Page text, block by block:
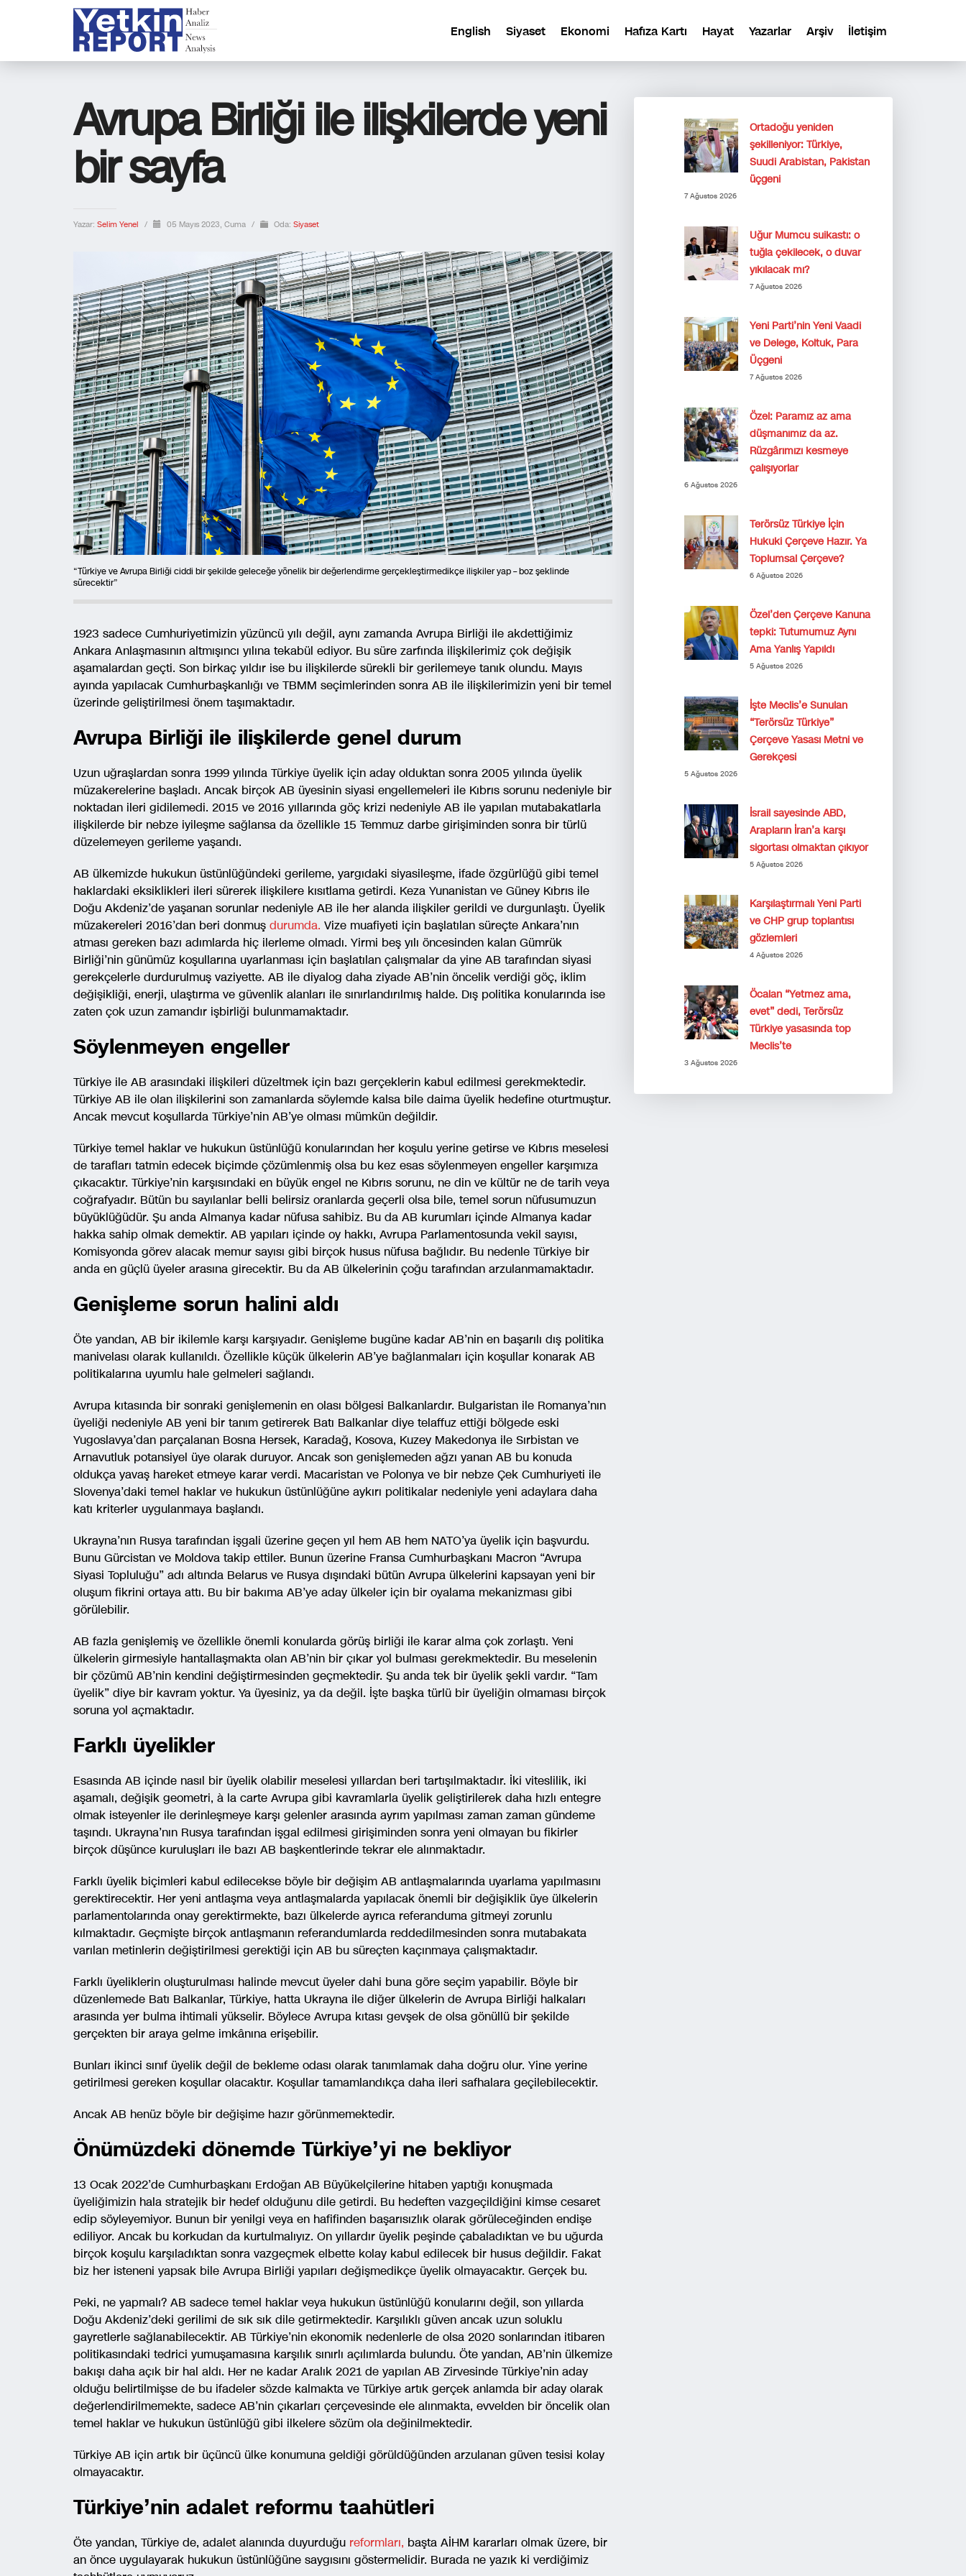
English Siyaset Ekonomi Hafıza Kartı Hayat Yazarlar Arşiv İletişim
Avrupa Birliği ile ilişkilerde yeni
bir sayfa
Yazar: Selim Yenel / 05 Mayıs 2023, Cuma / Oda: Siyaset
“Türkiye ve Avrupa Birliği ciddi bir şekilde geleceğe yönelik bir değerlendirme gerçekleştirmedikçe ilişkiler yap – boz şeklinde
sürecektir”
1923 sadece Cumhuriyetimizin yüzüncü yılı değil, aynı zamanda Avrupa Birliği ile akdettiğimiz
Ankara Anlaşmasının altmışıncı yılına tekabül ediyor. Bu süre zarfında ilişkilerimiz çok değişik
aşamalardan geçti. Son birkaç yıldır ise bu ilişkilerde sürekli bir gerilemeye tanık olundu. Mayıs
ayında yapılacak Cumhurbaşkanlığı ve TBMM seçimlerinden sonra AB ile ilişkilerimizin yeni bir temel
üzerinde geliştirilmesi önem taşımaktadır.
Avrupa Birliği ile ilişkilerde genel durum
Uzun uğraşlardan sonra 1999 yılında Türkiye üyelik için aday olduktan sonra 2005 yılında üyelik
müzakerelerine başladı. Ancak birçok AB üyesinin siyasi engellemeleri ile Kıbrıs sorunu nedeniyle bir
noktadan ileri gidilemedi. 2015 ve 2016 yıllarında göç krizi nedeniyle AB ile yapılan mutabakatlarla
ilişkilerde bir nebze iyileşme sağlansa da özellikle 15 Temmuz darbe girişiminden sonra bir türlü
düzelemeyen gerileme yaşandı.
AB ülkemizde hukukun üstünlüğündeki gerileme, yargıdaki siyasileşme, ifade özgürlüğü gibi temel
haklardaki eksiklikleri ileri sürerek ilişkilere kısıtlama getirdi. Keza Yunanistan ve Güney Kıbrıs ile
Doğu Akdeniz’de yaşanan sorunlar nedeniyle AB ile her alanda ilişkiler gerildi ve durgunlaştı. Üyelik
müzakereleri 2016’dan beri donmuş durumda. Vize muafiyeti için başlatılan süreçte Ankara’nın
atması gereken bazı adımlarda hiç ilerleme olmadı. Yirmi beş yılı öncesinden kalan Gümrük
Birliği’nin günümüz koşullarına uyarlanması için başlatılan çalışmalar da yine AB tarafından siyasi
gerekçelerle durdurulmuş vaziyette. AB ile diyalog daha ziyade AB’nin öncelik verdiği göç, iklim
değişikliği, enerji, ulaştırma ve güvenlik alanları ile sınırlandırılmış halde. Dış politika konularında ise
zaten çok uzun zamandır işbirliği bulunmamaktadır.
Söylenmeyen engeller
Türkiye ile AB arasındaki ilişkileri düzeltmek için bazı gerçeklerin kabul edilmesi gerekmektedir.
Türkiye AB ile olan ilişkilerini son zamanlarda söylemde kalsa bile daima üyelik hedefine oturtmuştur.
Ancak mevcut koşullarda Türkiye’nin AB’ye olması mümkün değildir.
Türkiye temel haklar ve hukukun üstünlüğü konularından her koşulu yerine getirse ve Kıbrıs meselesi
de tarafları tatmin edecek biçimde çözümlenmiş olsa bu kez esas söylenmeyen engeller karşımıza
çıkacaktır. Türkiye’nin karşısındaki en büyük engel ne Kıbrıs sorunu, ne din ve kültür ne de tarih veya
coğrafyadır. Bütün bu sayılanlar belli belirsiz oranlarda geçerli olsa bile, temel sorun nüfusumuzun
büyüklüğüdür. Şu anda Almanya kadar nüfusa sahibiz. Bu da AB kurumları içinde Almanya kadar
hakka sahip olmak demektir. AB yapıları içinde oy hakkı, Avrupa Parlamentosunda vekil sayısı,
Komisyonda görev alacak memur sayısı gibi birçok husus nüfusa bağlıdır. Bu nedenle Türkiye bir
anda en güçlü üyeler arasına girecektir. Bu da AB ülkelerinin çoğu tarafından arzulanmamaktadır.
Genişleme sorun halini aldı
Öte yandan, AB bir ikilemle karşı karşıyadır. Genişleme bugüne kadar AB’nin en başarılı dış politika
manivelası olarak kullanıldı. Özellikle küçük ülkelerin AB’ye bağlanmaları için koşullar konarak AB
politikalarına uyumlu hale gelmeleri sağlandı.
Avrupa kıtasında bir sonraki genişlemenin en olası bölgesi Balkanlardır. Bulgaristan ile Romanya’nın
üyeliği nedeniyle AB yeni bir tanım getirerek Batı Balkanlar diye telaffuz ettiği bölgede eski
Yugoslavya’dan parçalanan Bosna Hersek, Karadağ, Kosova, Kuzey Makedonya ile Sırbistan ve
Arnavutluk potansiyel üye olarak duruyor. Ancak son genişlemeden ağzı yanan AB bu konuda
oldukça yavaş hareket etmeye karar verdi. Macaristan ve Polonya ve bir nebze Çek Cumhuriyeti ile
Slovenya’daki temel haklar ve hukukun üstünlüğüne aykırı politikalar nedeniyle yeni adaylara daha
katı kriterler uygulanmaya başlandı.
Ukrayna’nın Rusya tarafından işgali üzerine geçen yıl hem AB hem NATO’ya üyelik için başvurdu.
Bunu Gürcistan ve Moldova takip ettiler. Bunun üzerine Fransa Cumhurbaşkanı Macron “Avrupa
Siyasi Topluluğu” adı altında Belarus ve Rusya dışındaki bütün Avrupa ülkelerini kapsayan yeni bir
oluşum fikrini ortaya attı. Bu bir bakıma AB’ye aday ülkeler için bir oyalama mekanizması gibi
görülebilir.
AB fazla genişlemiş ve özellikle önemli konularda görüş birliği ile karar alma çok zorlaştı. Yeni
ülkelerin girmesiyle hantallaşmakta olan AB’nin bir çıkar yol bulması gerekmektedir. Bu meselenin
bir çözümü AB’nin kendini değiştirmesinden geçmektedir. Şu anda tek bir üyelik şekli vardır. “Tam
üyelik” diye bir kavram yoktur. Ya üyesiniz, ya da değil. İşte başka türlü bir üyeliğin olmaması birçok
soruna yol açmaktadır.
Farklı üyelikler
Esasında AB içinde nasıl bir üyelik olabilir meselesi yıllardan beri tartışılmaktadır. İki viteslilik, iki
aşamalı, değişik geometri, à la carte Avrupa gibi kavramlarla üyelik geliştirilerek daha hızlı entegre
olmak isteyenler ile derinleşmeye karşı gelenler arasında ayrım yapılması zaman zaman gündeme
taşındı. Ukrayna’nın Rusya tarafından işgal edilmesi girişiminden sonra yeni olmayan bu fikirler
birçok düşünce kuruluşları ile bazı AB başkentlerinde tekrar ele alınmaktadır.
Farklı üyelik biçimleri kabul edilecekse böyle bir değişim AB antlaşmalarında uyarlama yapılmasını
gerektirecektir. Her yeni antlaşma veya antlaşmalarda yapılacak önemli bir değişiklik üye ülkelerin
parlamentolarında onay gerektirmekte, bazı ülkelerde ayrıca referanduma gitmeyi zorunlu
kılmaktadır. Geçmişte birçok antlaşmanın referandumlarda reddedilmesinden sonra mutabakata
varılan metinlerin değiştirilmesi gerektiği için AB bu süreçten kaçınmaya çalışmaktadır.
Farklı üyeliklerin oluşturulması halinde mevcut üyeler dahi buna göre seçim yapabilir. Böyle bir
düzenlemede Batı Balkanlar, Türkiye, hatta Ukrayna ile diğer ülkelerin de Avrupa Birliği halkaları
arasında yer bulma ihtimali yükselir. Böylece Avrupa kıtası gevşek de olsa gönüllü bir şekilde
gerçekten bir araya gelme imkânına erişebilir.
Bunları ikinci sınıf üyelik değil de bekleme odası olarak tanımlamak daha doğru olur. Yine yerine
getirilmesi gereken koşullar olacaktır. Koşullar tamamlandıkça daha ileri safhalara geçilebilecektir.
Ancak AB henüz böyle bir değişime hazır görünmemektedir.
Önümüzdeki dönemde Türkiye’yi ne bekliyor
13 Ocak 2022’de Cumhurbaşkanı Erdoğan AB Büyükelçilerine hitaben yaptığı konuşmada
üyeliğimizin hala stratejik bir hedef olduğunu dile getirdi. Bu hedeften vazgeçildiğini kimse cesaret
edip söyleyemiyor. Bunun bir yenilgi veya en hafifinden başarısızlık olarak görüleceğinden endişe
ediliyor. Ancak bu korkudan da kurtulmalıyız. On yıllardır üyelik peşinde çabaladıktan ve bu uğurda
birçok koşulu karşıladıktan sonra vazgeçmek elbette kolay kabul edilecek bir husus değildir. Fakat
biz her isteneni yapsak bile Avrupa Birliği yapıları değişmedikçe üyelik olmayacaktır. Gerçek bu.
Peki, ne yapmalı? AB sadece temel haklar veya hukukun üstünlüğü konularını değil, son yıllarda
Doğu Akdeniz’deki gerilimi de sık sık dile getirmektedir. Karşılıklı güven ancak uzun soluklu
gayretlerle sağlanabilecektir. AB Türkiye’nin ekonomik nedenlerle de olsa 2020 sonlarından itibaren
politikasındaki tedrici yumuşamasına karşılık sınırlı açılımlarda bulundu. Öte yandan, AB’nin ülkemize
bakışı daha açık bir hal aldı. Her ne kadar Aralık 2021 de yapılan AB Zirvesinde Türkiye’nin aday
olduğu belirtilmişse de bu ifadeler sözde kalmakta ve Türkiye artık gerçek anlamda bir aday olarak
değerlendirilmemekte, sadece AB’nin çıkarları çerçevesinde ele alınmakta, evvelden bir öncelik olan
temel haklar ve hukukun üstünlüğü gibi ilkelere sözüm ola değinilmektedir.
Türkiye AB için artık bir üçüncü ülke konumuna geldiği görüldüğünden arzulanan güven tesisi kolay
olmayacaktır.
Türkiye’nin adalet reformu taahütleri
Öte yandan, Türkiye de, adalet alanında duyurduğu reformları, başta AİHM kararları olmak üzere, bir
an önce uygulayarak hukukun üstünlüğüne saygısını göstermelidir. Burada ne yazık ki verdiğimiz
Ortadoğu yeniden
şekilleniyor: Türkiye,
Suudi Arabistan, Pakistan
üçgeni
7 Ağustos 2026
Uğur Mumcu suikastı: o
tuğla çekilecek, o duvar
yıkılacak mı?
7 Ağustos 2026
Yeni Parti’nin Yeni Vaadi
ve Delege, Koltuk, Para
Üçgeni
7 Ağustos 2026
Özel: Paramız az ama
düşmanımız da az.
Rüzgârımızı kesmeye
çalışıyorlar
6 Ağustos 2026
Terörsüz Türkiye İçin
Hukuki Çerçeve Hazır. Ya
Toplumsal Çerçeve?
6 Ağustos 2026
Özel’den Çerçeve Kanuna
tepki: Tutumumuz Aynı
Ama Yanlış Yapıldı
5 Ağustos 2026
İşte Meclis’e Sunulan
“Terörsüz Türkiye”
Çerçeve Yasası Metni ve
Gerekçesi
5 Ağustos 2026
İsrail sayesinde ABD,
Arapların İran’a karşı
sigortası olmaktan çıkıyor
5 Ağustos 2026
Karşılaştırmalı Yeni Parti
ve CHP grup toplantısı
gözlemleri
4 Ağustos 2026
Öcalan “Yetmez ama,
evet” dedi, Terörsüz
Türkiye yasasında top
Meclis’te
3 Ağustos 2026